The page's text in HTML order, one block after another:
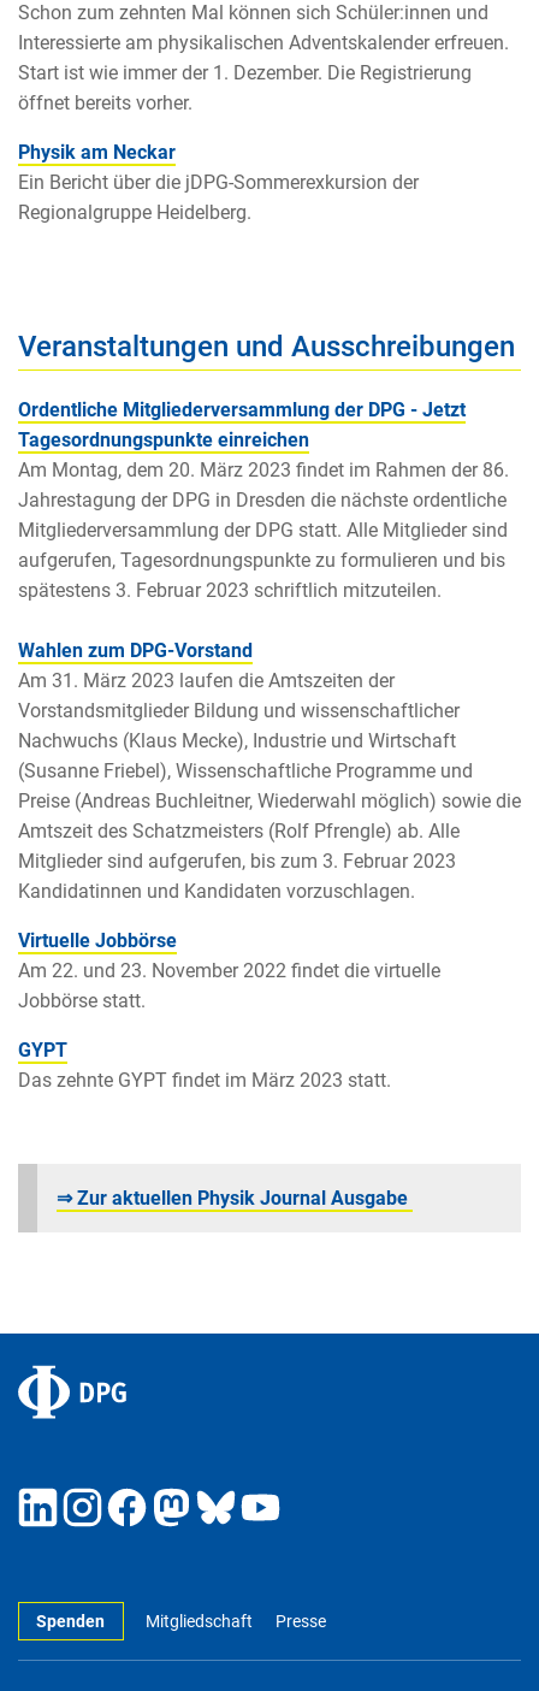
Schon zum zehnten Mal können sich Schüler:innen und
Interessierte am physikalischen Adventskalender erfreuen.
Start ist wie immer der 1. Dezember. Die Registrierung
öffnet bereits vorher.
Physik am Neckar
Ein Bericht über die jDPG-Sommerexkursion der
Regionalgruppe Heidelberg.
Veranstaltungen und Ausschreibungen
Ordentliche Mitgliederversammlung der DPG - Jetzt
Tagesordnungspunkte einreichen
Am Montag, dem 20. März 2023 findet im Rahmen der 86.
Jahrestagung der DPG in Dresden die nächste ordentliche
Mitgliederversammlung der DPG statt. Alle Mitglieder sind
aufgerufen, Tagesordnungspunkte zu formulieren und bis
spätestens 3. Februar 2023 schriftlich mitzuteilen.
Wahlen zum DPG-Vorstand
Am 31. März 2023 laufen die Amtszeiten der
Vorstandsmitglieder Bildung und wissenschaftlicher
Nachwuchs (Klaus Mecke), Industrie und Wirtschaft
(Susanne Friebel), Wissenschaftliche Programme und
Preise (Andreas Buchleitner, Wiederwahl möglich) sowie die
Amtszeit des Schatzmeisters (Rolf Pfrengle) ab. Alle
Mitglieder sind aufgerufen, bis zum 3. Februar 2023
Kandidatinnen und Kandidaten vorzuschlagen.
Virtuelle Jobbörse
Am 22. und 23. November 2022 findet die virtuelle
Jobbörse statt.
GYPT
Das zehnte GYPT findet im März 2023 statt.
⇒ Zur aktuellen Physik Journal Ausgabe
Spenden Mitgliedschaft Presse